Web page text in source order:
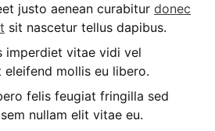
justo aenean curabitur donec
sit nascetur tellus dapibus.
imperdiet vitae vidi vel
eleifend mollis eu libero.
felis feugiat fringilla sed
nullam elit vitae eu.